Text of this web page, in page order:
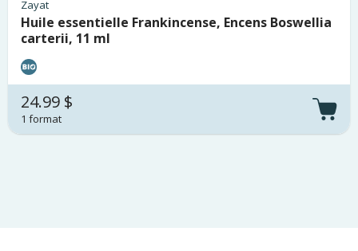
Zayat
Huile essentielle Frankincense, Encens Boswellia
carterii, 11 ml
24.99 $
1 format